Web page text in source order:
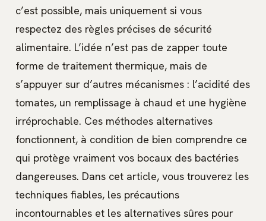
c’est possible, mais uniquement si vous
respectez des règles précises de sécurité
alimentaire. L’idée n’est pas de zapper toute
forme de traitement thermique, mais de
s’appuyer sur d’autres mécanismes : l’acidité des
tomates, un remplissage à chaud et une hygiène
irréprochable. Ces méthodes alternatives
fonctionnent, à condition de bien comprendre ce
qui protège vraiment vos bocaux des bactéries
dangereuses. Dans cet article, vous trouverez les
techniques fiables, les précautions
incontournables et les alternatives sûres pour